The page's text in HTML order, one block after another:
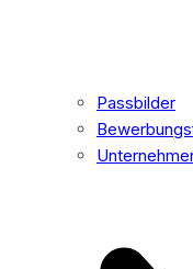
Passbilder